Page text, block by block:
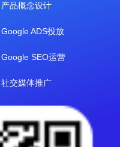
产品概念设计
Google ADS投放
Google SEO运营
社交媒体推广